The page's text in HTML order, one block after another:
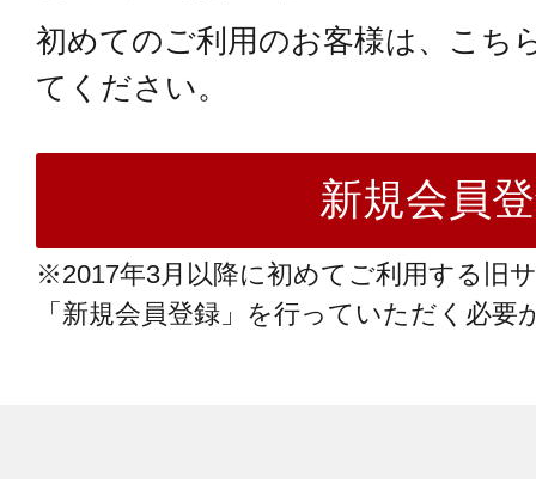
初めてのご利用のお客様は、こち
てください。
※2017年3月以降に初めてご利用する旧
「新規会員登録」を行っていただく必要